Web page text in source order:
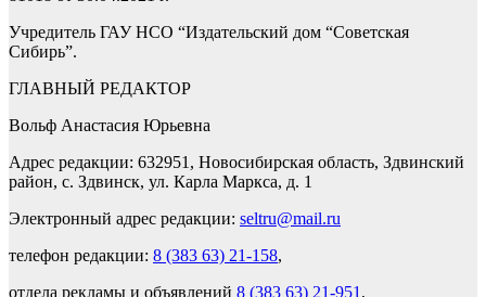
Учредитель ГАУ НСО “Издательский дом “Советская
Сибирь”.
ГЛАВНЫЙ РЕДАКТОР
Вольф Анастасия Юрьевна
Адрес редакции: 632951, Новосибирская область, Здвинский
район, с. Здвинск, ул. Карла Маркса, д. 1
Электронный адрес редакции: seltru@mail.ru
телефон редакции: 8 (383 63) 21-158,
отдела рекламы и объявлений 8 (383 63) 21-951 ,